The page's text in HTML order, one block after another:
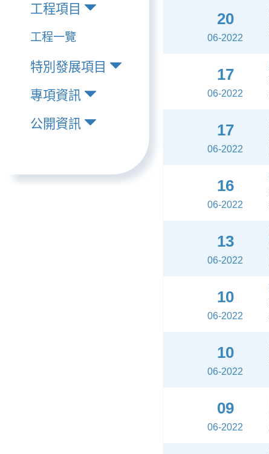
工程項目
工程一覽
特別發展項目
專項資訊
公開資訊
20
06-2022
17
06-2022
17
06-2022
16
06-2022
13
06-2022
10
06-2022
10
06-2022
09
06-2022